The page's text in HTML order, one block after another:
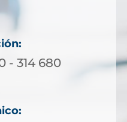
- 314 680